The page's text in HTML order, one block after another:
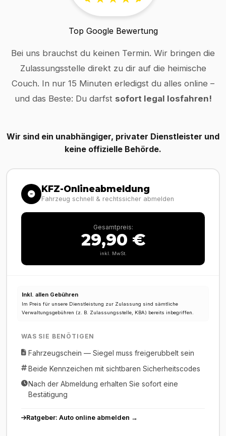
Top Google Bewertung
Bei uns brauchst du keinen Termin. Wir bringen die
Zulassungsstelle direkt zu dir auf die heimische
Couch. In nur 15 Minuten erledigst du alles online –
und das Beste: Du darfst sofort legal losfahren!
Wir sind ein unabhängiger, privater Dienstleister und
keine offizielle Behörde.
KFZ-Onlineabmeldung
Fahrzeug schnell & rechtssicher abmelden
Gesamtpreis:
29,90 €
inkl. MwSt.
Inkl. allen Gebühren
Im Preis für unsere Dienstleistung zur Zulassung sind sämtliche
Verwaltungsgebühren (z. B. Zulassungsstelle, KBA) bereits inbegriffen.
WAS SIE BENÖTIGEN
Fahrzeugschein — Siegel muss freigerubbelt sein
Beide Kennzeichen mit sichtbaren Sicherheitscodes
Nach der Abmeldung erhalten Sie sofort eine
Bestätigung
Ratgeber: Auto online abmelden →